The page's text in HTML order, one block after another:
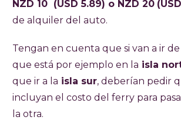
NZD 10 (USD 5.89) o NZD 20
de alquiler del auto.
Tengan en cuenta que si van a ir
que está por ejemplo en la isla
que ir a la isla sur, deberían pedir
incluyan el costo del ferry para
la otra.